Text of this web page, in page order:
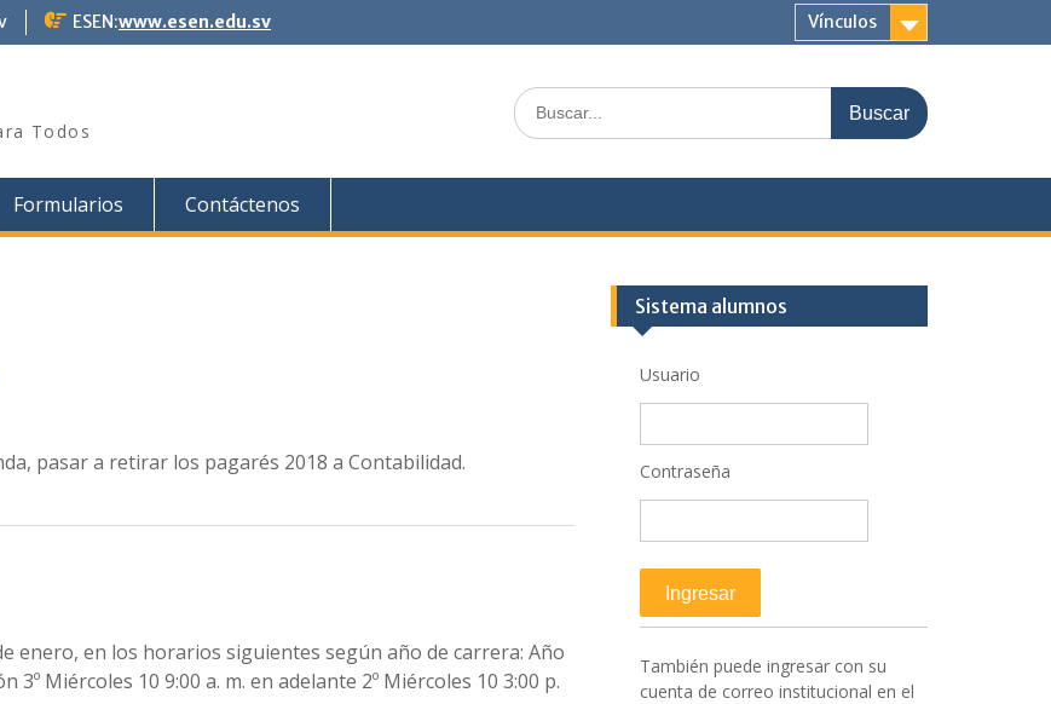
ESEN:www.esen.edu.sv Vínculos
Todos
Buscar:
Formularios Contáctenos
pasar a retirar los pagarés 2018 a Contabilidad.
enero, en los horarios siguientes según año de carrera: Año
Miércoles 10 9:00 a. m. en adelante 2º Miércoles 10 3:00 p.
Sistema alumnos
Usuario
Contraseña
También puede ingresar con su
cuenta de correo institucional en el